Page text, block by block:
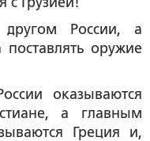
России, а
оружие
оказываются
а главным
Греция и,